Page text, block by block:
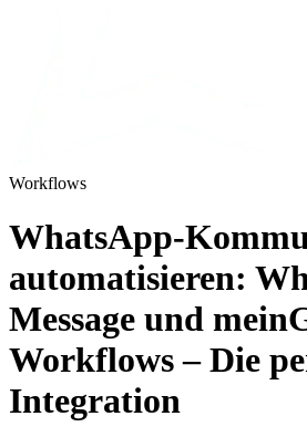
Workflows
WhatsApp-
automatisieren:
Message und
Workflows – Die
Integration